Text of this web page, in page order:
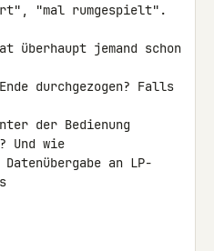
"mal rumgespielt".
überhaupt jemand schon
durchgezogen? Falls
der Bedienung
Und wie
an LP-